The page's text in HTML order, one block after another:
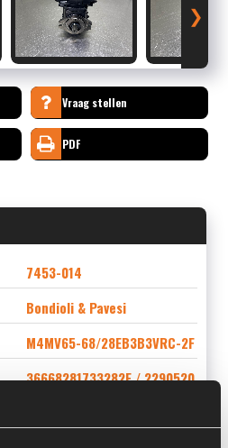
❯
Vraag stellen
PDF
7453-014
Bondioli & Pavesi
M4MV65-68/28EB3B3VRC-2F
36668281733282F / 2290520